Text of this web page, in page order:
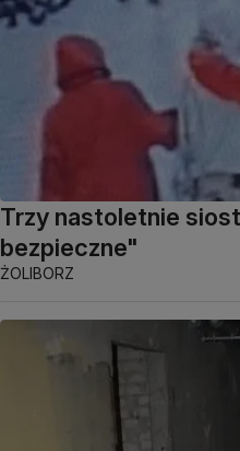
Trzy nastoletnie
bezpieczne"
ŻOLIBORZ